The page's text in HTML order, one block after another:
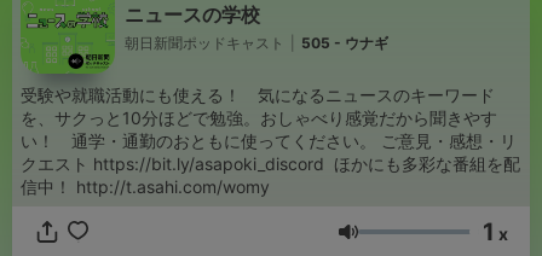
ニュースの学校
朝日新聞ポッドキャスト 505 - ウナギ
受験や就職活動にも使える！ 気になるニュースのキーワード
を、サクっと10分ほどで勉強。おしゃべり感覚だから聞きやす
い！ 通学・通勤のおともに使ってください。 ご意見・感想・リ
クエスト https://bit.ly/asapoki_discord ほかにも多彩な番組を配
信中！ http://t.asahi.com/womy
音量 1 x